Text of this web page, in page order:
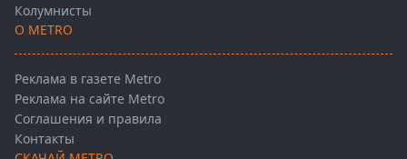
Колумнисты
О METRO
Реклама в газете Metro
Реклама на сайте Metro
Соглашения и правила
Контакты